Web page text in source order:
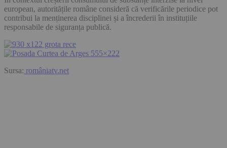
european, autoritățile române consideră că verificările periodice pot
contribui la menținerea disciplinei și a încrederii în instituțiile
responsabile de siguranța publică.
Sursa: româniatv.net